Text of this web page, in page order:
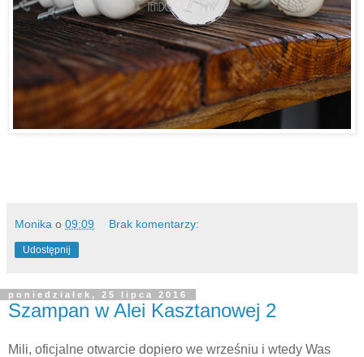
Monika o 09:09 Brak komentarzy:
Udostępnij
poniedziałek, 25 lipca 2016
Szampan w Alei Kasztanowej 2
Mili, oficjalne otwarcie dopiero we wrześniu i wtedy Was